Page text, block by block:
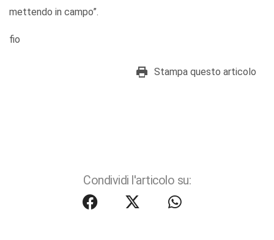
mettendo in campo”.
fio
Stampa questo articolo
Condividi l'articolo su: